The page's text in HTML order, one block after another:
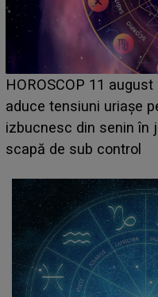
HOROSCOP de
care riscă să rămână
grabă îi aduce pierderi
planurile peste cap